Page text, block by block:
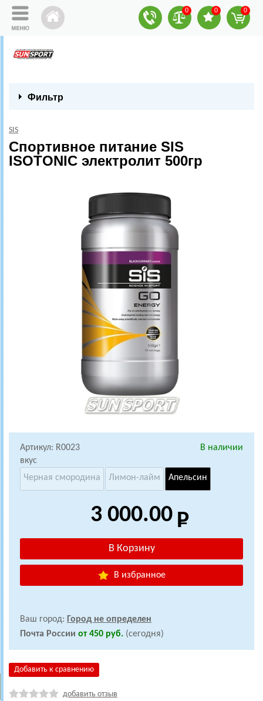
0 0 0
Фильтр
SIS
Спортивное питание SIS
ISOTONIC электролит 500гр
Артикул: R0023
В наличии
вкус
Черная смородина
Лимон-лайм Апельсин
3 000.00
В избранное
Ваш город: Город не определен
Почта России от 450 руб. (сегодня)
Добавить к сравнению
добавить отзыв